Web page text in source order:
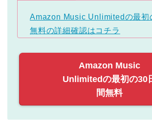
Amazon Music Unlimitedの最初
無料の詳細確認はコチラ
Amazon Music
Unlimitedの最初の30
間無料